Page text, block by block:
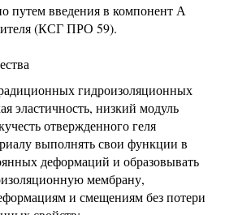
путем введения в компонент А
(КСГ ПРО 59).
гидроизоляционных
эластичность, низкий модуль
отвержденного геля
выполнять свои функции в
деформаций и образовывать
мембрану,
и смещениям без потери